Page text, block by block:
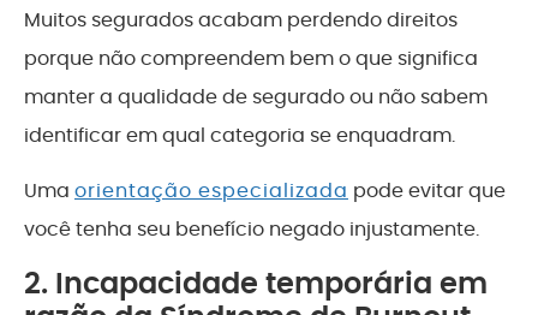
Muitos segurados acabam perdendo direitos
porque não compreendem bem o que significa
manter a qualidade de segurado ou não sabem
identificar em qual categoria se enquadram.
Uma orientação especializada pode evitar que
você tenha seu benefício negado injustamente.
2. Incapacidade temporária em